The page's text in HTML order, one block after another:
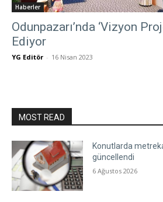
Haberler
Odunpazarı’nda ‘Vizyon
Ediyor
YG Editör - 16 Nisan 2023
MOST READ
Konutlarda
güncellendi
6 Ağustos 2026